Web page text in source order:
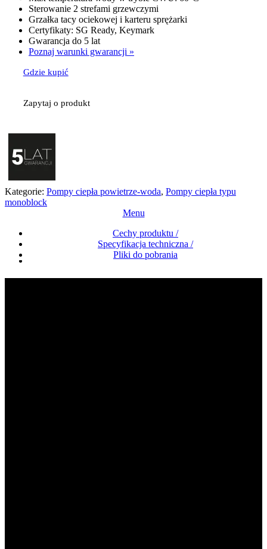
Sterowanie 2 strefami grzewczymi
Grzałka tacy ociekowej i karteru sprężarki
Certyfikaty: SG Ready, Keymark
Gwarancja do 5 lat
Poznaj warunki gwarancji »
Gdzie kupić
Zapytaj o produkt
Kategorie: Pompy ciepła powietrze-woda, Pompy ciepła typu
monoblock
Menu
Cechy produktu /
Specyfikacja techniczna /
Pliki do pobrania